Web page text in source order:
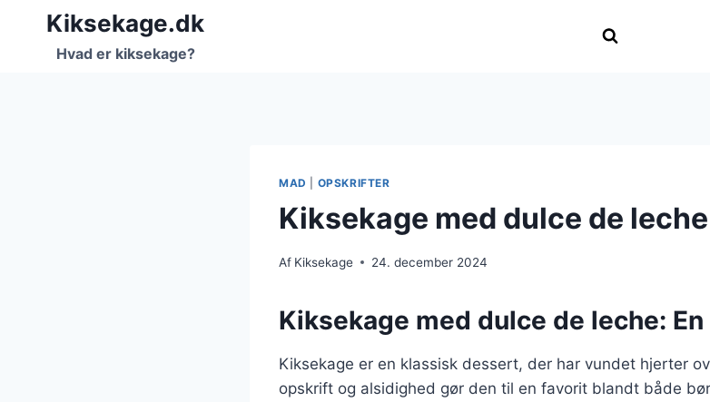
FortsætKiksekage.dk
Hvad er kiksekage?
MAD OPSKRIFTER
Kiksekage med dulce de
Af Kiksekage 24. december 2024
Kiksekage med dulce de leche:
Kiksekage er en klassisk dessert, der har vundet hjerter
opskrift og alsidighed gør den til en favorit blandt både